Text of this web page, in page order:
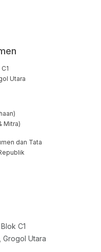
Utara
Mitra)
dan Tata
C1
Grogol Utara